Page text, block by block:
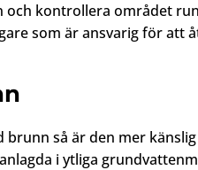
och kontrollera området
som är ansvarig för att
brunn så är den mer
i ytliga